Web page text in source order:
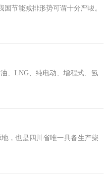
节能减排形势可谓十分严峻。
、LNG、纯电动、增程式、氢
，也是四川省唯一具备生产柴